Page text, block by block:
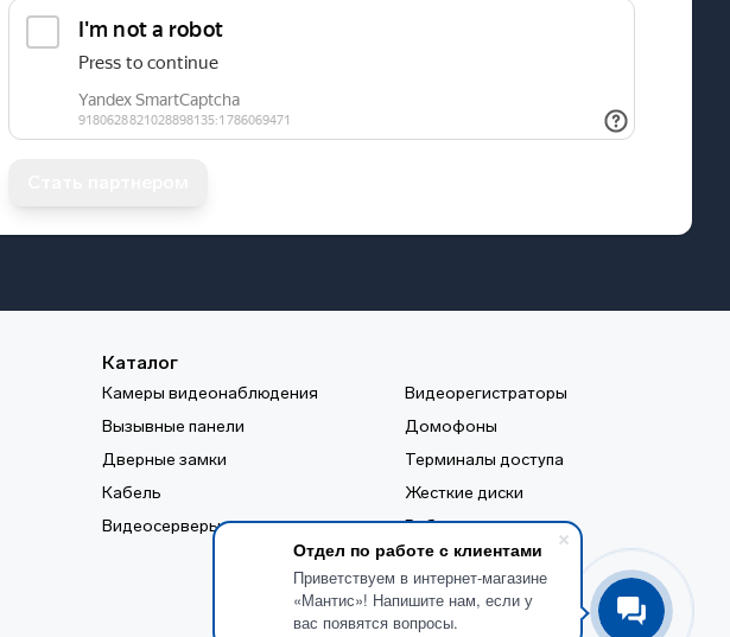
Отдел по работе с клиентами
Приветствуем в интернет-магазине
«Мантис»! Напишите нам, если у
вас появятся вопросы.
Каталог
Камеры видеонаблюдения
Видеорегистраторы
Вызывные панели
Домофоны
Дверные замки
Терминалы доступа
Кабель
Жесткие диски
Видеосерверы
Рабочие станции